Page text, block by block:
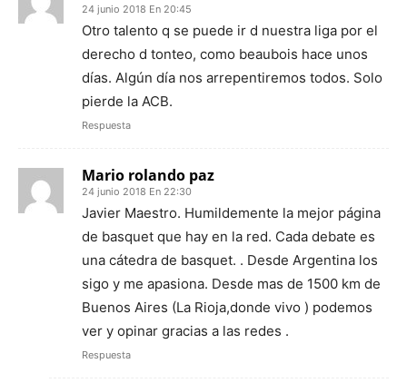
24 junio 2018 En 20:45
Otro talento q se puede ir d nuestra liga por el
derecho d tonteo, como beaubois hace unos
días. Algún día nos arrepentiremos todos. Solo
pierde la ACB.
Respuesta
Mario rolando paz
24 junio 2018 En 22:30
Javier Maestro. Humildemente la mejor página
de basquet que hay en la red. Cada debate es
una cátedra de basquet. . Desde Argentina los
sigo y me apasiona. Desde mas de 1500 km de
Buenos Aires (La Rioja,donde vivo ) podemos
ver y opinar gracias a las redes .
Respuesta